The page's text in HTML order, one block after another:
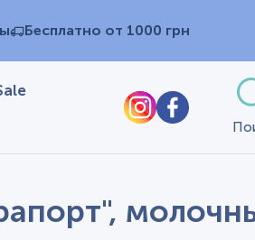
Бесплатно от 1000 грн